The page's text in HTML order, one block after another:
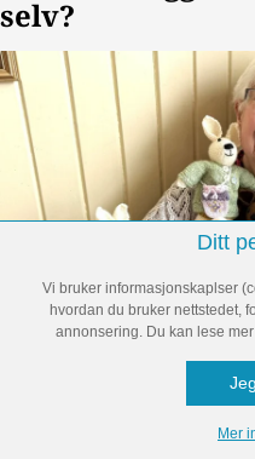
Ditt
Vi bruker informasjonskaplser
hvordan du bruker nettstedet,
annonsering. Du kan lese
Mer